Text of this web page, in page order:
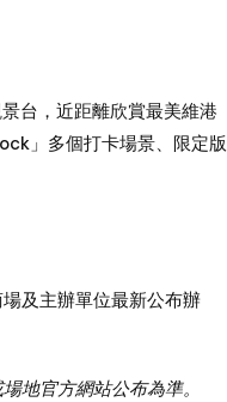
台，近距離欣賞最美維港
」多個打卡場景、限定版
及主辦單位最新公布辦
地官方網站公布為準。